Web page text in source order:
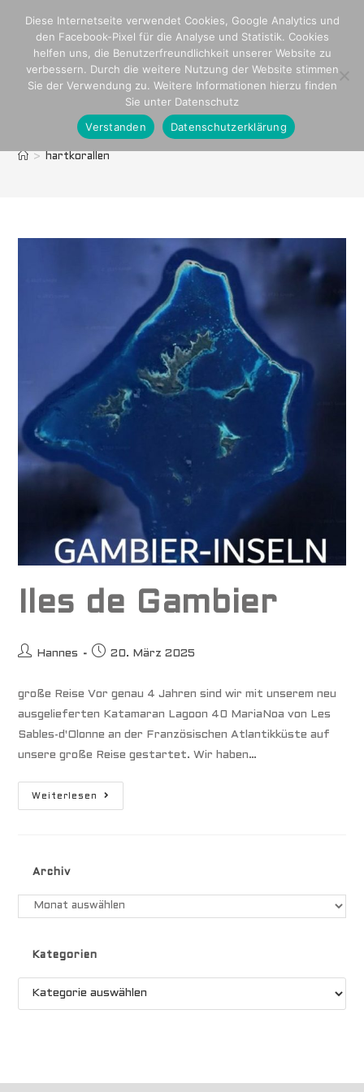
springen
hartkorallen
> hartkorallen
Iles de Gambier
Beitrags-
Hannes
Beitrag
20. März 2025
große Reise Vor genau 4 Jahren sind wir mit unserem neu
ausgelieferten Katamaran Lagoon 40 MariaNoa von Les
Sables-d'Olonne an der Französischen Atlantikküste auf
unsere große Reise gestartet. Wir haben…
Weiterlesen
Iles
Archiv
Archiv
Kategorien
Kategorien
Diese Internetseite verwendet Cookies, Google Analytics und
den Facebook-Pixel für die Analyse und Statistik. Cookies
helfen uns, die Benutzerfreundlichkeit unserer Website zu
verbessern. Durch die weitere Nutzung der Website stimmen
Sie der Verwendung zu. Weitere Informationen hierzu finden
Sie unter Datenschutz
Verstanden
Datenschutzerklärung